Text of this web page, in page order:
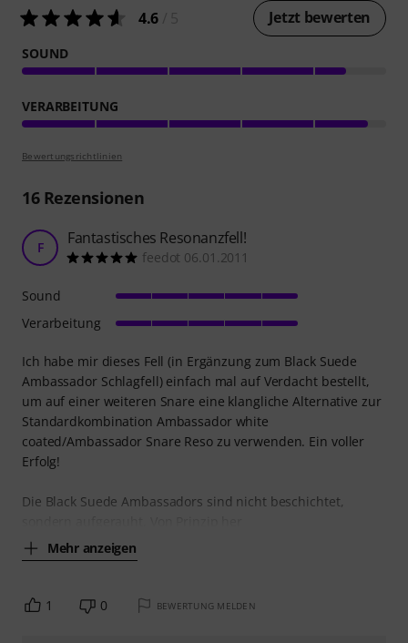
4.6 Jetzt bewerten
SOUND
VERARBEITUNG
Bewertungsrichtlinien
16Rezensionen
F Fantastisches Resonanzfell!
feedot 06.01.2011
Ich habe mir dieses Fell (in Ergänzung zum Black Suede
Ambassador Schlagfell) einfach mal auf Verdacht bestellt,
um auf einer weiteren Snare eine klangliche Alternative zur
Standardkombination Ambassador white
coated/Ambassador Snare Reso zu verwenden. Ein voller
Erfolg!
Die Black Suede Ambassadors sind nicht beschichtet,
Mehr anzeigen
Sound
Verarbeitung
1 0 BEWERTUNG MELDEN